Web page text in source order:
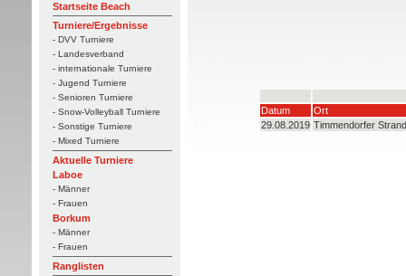
Startseite Beach
Turniere/Ergebnisse
- DVV Turniere
- Landesverband
- internationale Turniere
- Jugend Turniere
- Senioren Turniere
- Snow-Volleyball Turniere
- Sonstige Turniere
- Mixed Turniere
Aktuelle Turniere
Laboe
- Männer
- Frauen
Borkum
- Männer
- Frauen
Ranglisten
Datum
Ort
29.08.2019 Timmendorfer Strand